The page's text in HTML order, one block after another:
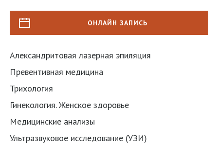
ОНЛАЙН ЗАПИСЬ
Александритовая лазерная эпиляция
Превентивная медицина
Трихология
Гинекология. Женское здоровье
Медицинские анализы
Ультразвуковое исследование (УЗИ)